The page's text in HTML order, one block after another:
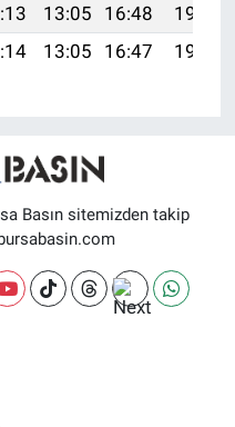
13:05 16:48
19:47
13:05 16:47 19:46
Basın sitemizden takip